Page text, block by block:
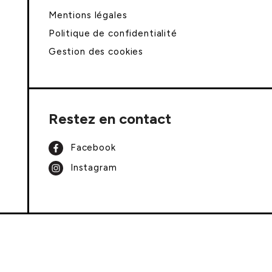
Mentions légales
Politique de confidentialité
Gestion des cookies
Restez en contact
Facebook
Instagram